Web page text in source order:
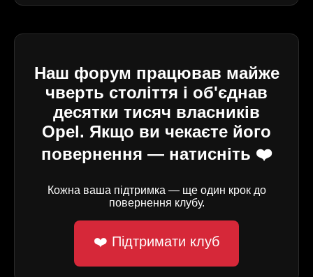
Наш форум працював майже
чверть століття і об'єднав
десятки тисяч власників
Opel. Якщо ви чекаєте його
повернення — натисніть ❤️
Кожна ваша підтримка — ще один крок до
повернення клубу.
❤️ Підтримати клуб